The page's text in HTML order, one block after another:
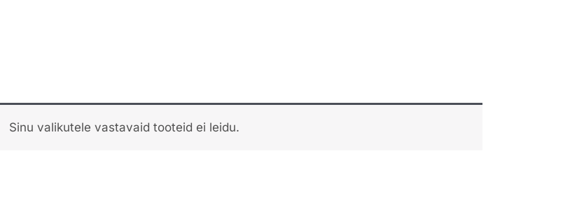
Sinu valikutele vastavaid tooteid ei leidu.